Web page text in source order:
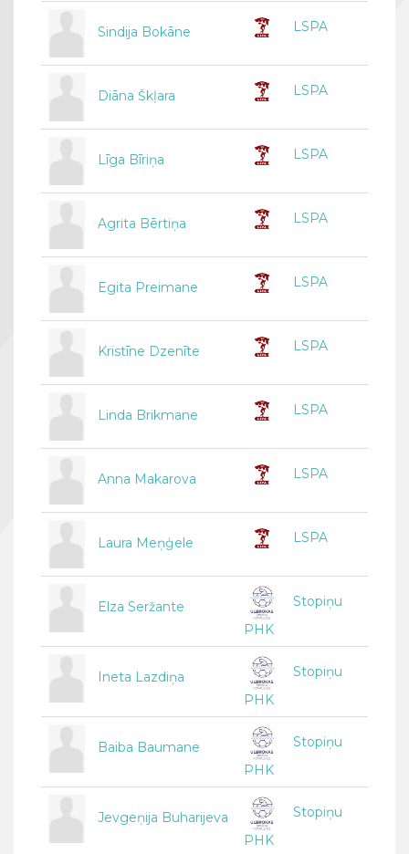
Sindija Bokāne LSPA
Diāna Škļara LSPA
Līga Bīriņa LSPA
Agrita Bērtiņa LSPA
Egita Preimane LSPA
Kristīne Dzenīte LSPA
Linda Brikmane LSPA
Anna Makarova LSPA
Laura Meņģele LSPA
Elza Seržante
Stopiņu
PHK
Ineta Lazdiņa
Stopiņu
PHK
Baiba Baumane
Stopiņu
PHK
Jevgeņija Buharijeva
Stopiņu
PHK